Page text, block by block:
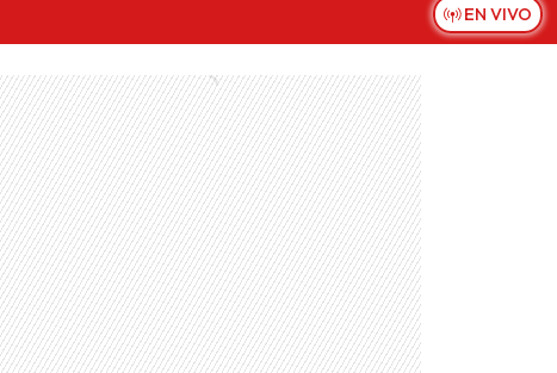
EN VIVO